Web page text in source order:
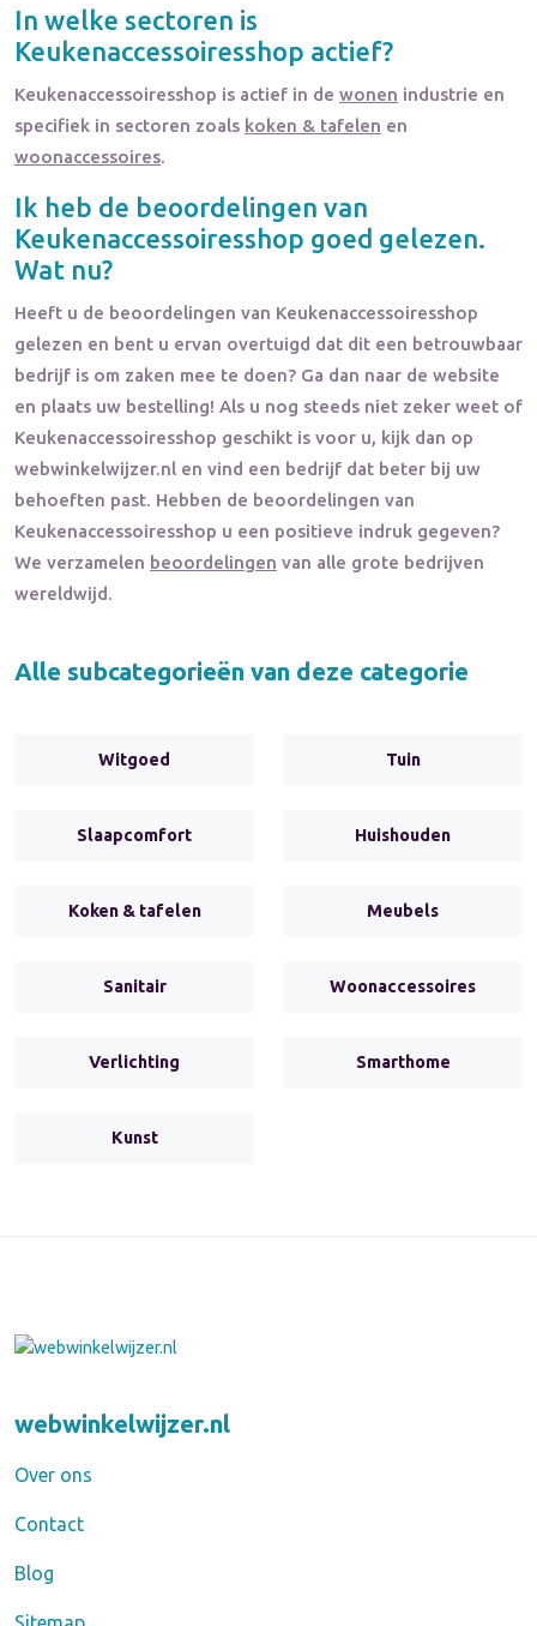
In welke sectoren is
Keukenaccessoiresshop actief?
Keukenaccessoiresshop is actief in de wonen industrie en
specifiek in sectoren zoals koken & tafelen en
woonaccessoires.
Ik heb de beoordelingen van
Keukenaccessoiresshop goed gelezen.
Wat nu?
Heeft u de beoordelingen van Keukenaccessoiresshop
gelezen en bent u ervan overtuigd dat dit een betrouwbaar
bedrijf is om zaken mee te doen? Ga dan naar de website
en plaats uw bestelling! Als u nog steeds niet zeker weet of
Keukenaccessoiresshop geschikt is voor u, kijk dan op
webwinkelwijzer.nl en vind een bedrijf dat beter bij uw
behoeften past. Hebben de beoordelingen van
Keukenaccessoiresshop u een positieve indruk gegeven?
We verzamelen beoordelingen van alle grote bedrijven
wereldwijd.
Alle subcategorieën van deze categorie
Witgoed Tuin
Slaapcomfort Huishouden
Koken & tafelen Meubels
Sanitair Woonaccessoires
Verlichting Smarthome
Kunst
webwinkelwijzer.nl
Over ons
Contact
Blog